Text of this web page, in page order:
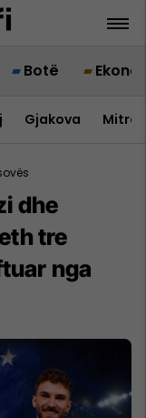
Botë
Gjakova
dhe
tre
nga